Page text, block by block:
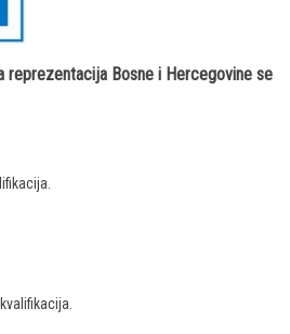
reprezentacija Bosne i Hercegovine se